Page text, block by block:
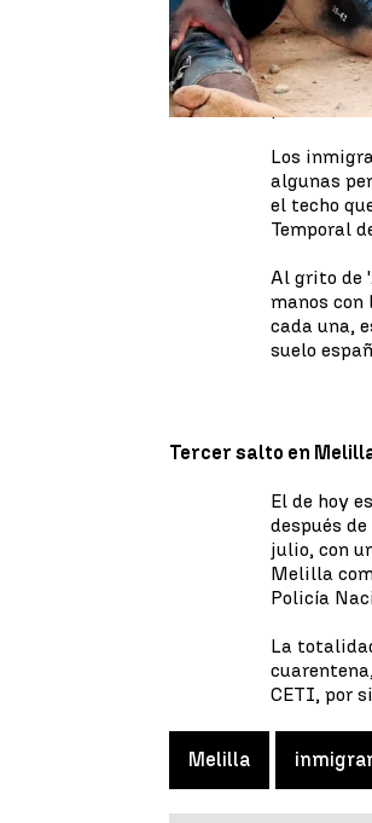
Entre los
Melilla ha
heridos
personas
Los
algunas
el techo
Temporal
Al grito de
manos
cada una,
suelo
Tercer salto en
El de hoy
después
julio, con
Melilla
Policía
La
CETI, por
Melilla